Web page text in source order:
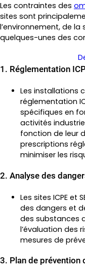
Les contraintes des
sites sont
l’environnement, de
quelques-unes des
1. Réglementation
Les installations
réglementation
spécifiques en
activités
fonction de leur
prescriptions
minimiser les
2. Analyse des
Les sites ICPE et
des dangers et
des substances
l’évaluation des
mesures de
3. Plan de prévention